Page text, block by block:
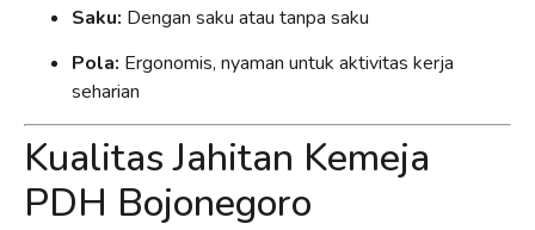
Saku: Dengan saku atau tanpa saku
Pola: Ergonomis, nyaman untuk aktivitas kerja
seharian
Kualitas Jahitan Kemeja
PDH Bojonegoro